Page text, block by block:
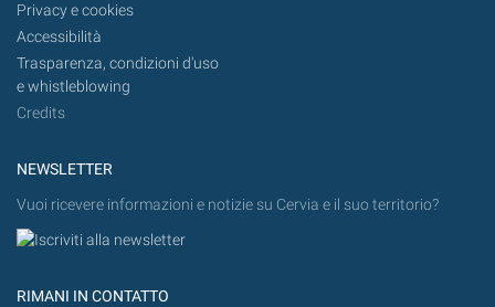
Privacy e cookies
Accessibilità
Trasparenza, condizioni d'uso
e whistleblowing
Credits
NEWSLETTER
Vuoi ricevere informazioni e notizie su Cervia e il suo territorio?
RIMANI IN CONTATTO